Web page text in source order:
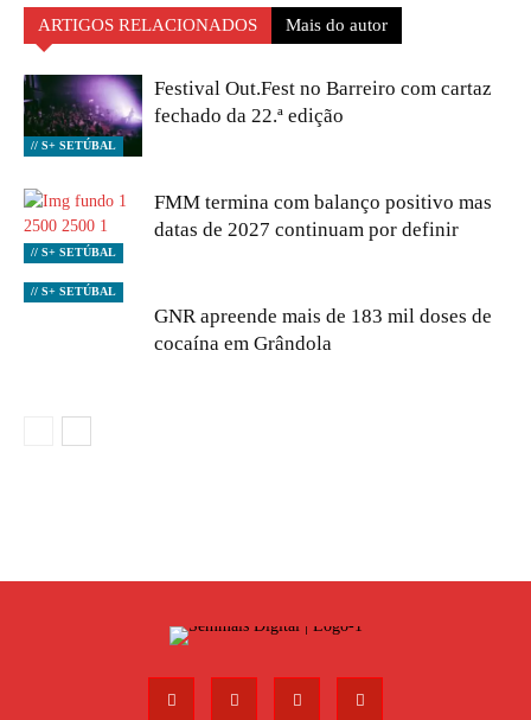
ARTIGOS RELACIONADOS Mais do autor
// S+ SETÚBAL
Festival Out.Fest no Barreiro com cartaz
fechado da 22.ª edição
// S+ SETÚBAL
FMM termina com balanço positivo mas
datas de 2027 continuam por definir
// S+ SETÚBAL
GNR apreende mais de 183 mil doses de
cocaína em Grândola